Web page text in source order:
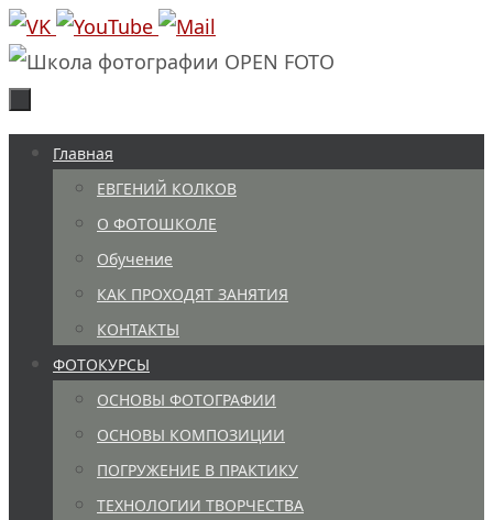
Перейти
к
содержимому
Перейти
содержимому
Главная
ЕВГЕНИЙ КОЛКОВ
О ФОТОШКОЛЕ
Обучение
КАК ПРОХОДЯТ ЗАНЯТИЯ
КОНТАКТЫ
ФОТОКУРСЫ
ОСНОВЫ ФОТОГРАФИИ
ОСНОВЫ КОМПОЗИЦИИ
ПОГРУЖЕНИЕ В ПРАКТИКУ
ТЕХНОЛОГИИ ТВОРЧЕСТВА